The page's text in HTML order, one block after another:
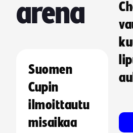
arena
Suomen
Cupin
ilmoittautu
misaikaa